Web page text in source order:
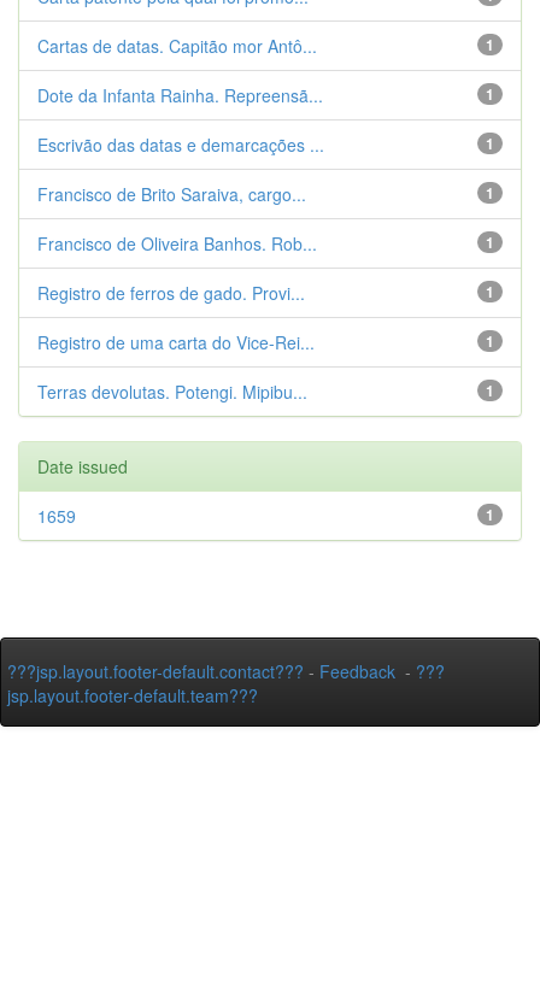
1
Cartas de datas. Capitão mor Antô...
1
Dote da Infanta Rainha. Repreensã...
1
Escrivão das datas e demarcações ...
1
Francisco de Brito Saraiva, cargo...
1
Francisco de Oliveira Banhos. Rob...
1
Registro de ferros de gado. Provi...
1
Registro de uma carta do Vice-Rei...
1
Terras devolutas. Potengi. Mipibu...
Date issued
1
1659
???jsp.layout.footer-default.contact??? - Feedback - ???
jsp.layout.footer-default.team???